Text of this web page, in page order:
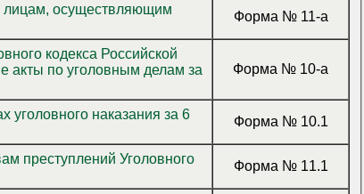
Форма № 11-а
кодекса Российской
акты по уголовным делам за
Форма № 10-а
уголовного наказания за 6
Форма № 10.1
преступлений Уголовного
Форма № 11.1